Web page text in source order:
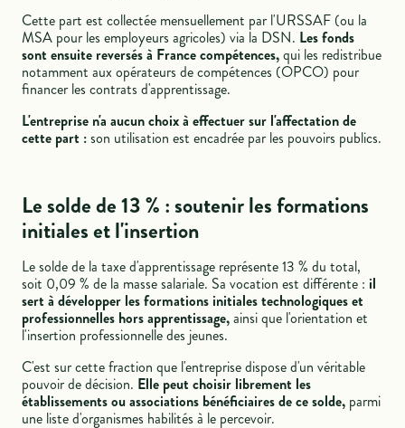
Cette part est collectée mensuellement par l'URSSAF (ou la
MSA pour les employeurs agricoles) via la DSN. Les fonds
sont ensuite reversés à France compétences,qui les redistribue
notamment aux opérateurs de compétences (OPCO) pour
financer les contrats d'apprentissage.
L'entreprise n'a aucun choix à effectuer sur l'affectation de
cette part :son utilisation est encadrée par les pouvoirs publics.
Le solde de 13 % : soutenir les formations
initiales et l'insertion
Le solde de la taxe d'apprentissage représente 13 % du total,
soit 0,09 % de la masse salariale. Sa vocation est différente : il
sert à développer les formations initiales technologiques et
professionnelles hors apprentissage,ainsi que l'orientation et
l'insertion professionnelle des jeunes.
C'est sur cette fraction que l'entreprise dispose d'un véritable
pouvoir de décision. Elle peut choisir librement les
établissements ou associations bénéficiaires de ce solde, parmi
une liste d'organismes habilités à le percevoir.